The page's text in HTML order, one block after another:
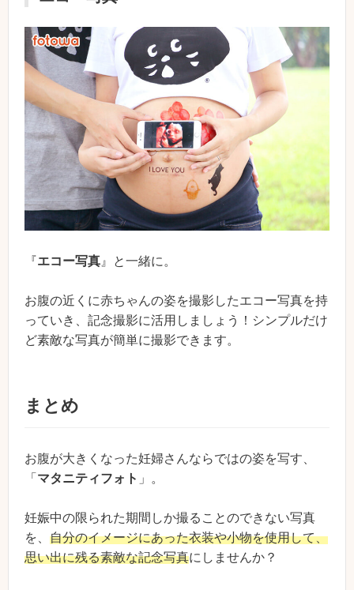
『エコー写真 』と一緒に。
お腹の近くに赤ちゃんの姿を撮影したエコー写真を持
っていき、記念撮影に活用しましょう！シンプルだけ
ど素敵な写真が簡単に撮影できます。
まとめ
お腹が大きくなった妊婦さんならではの姿を写す、
「 マタニティフォト 」。
妊娠中の限られた期間しか撮ることのできない写真
を、 自分のイメージにあった衣装や小物を使用して、
思い出に残る素敵な記念写真にしませんか？